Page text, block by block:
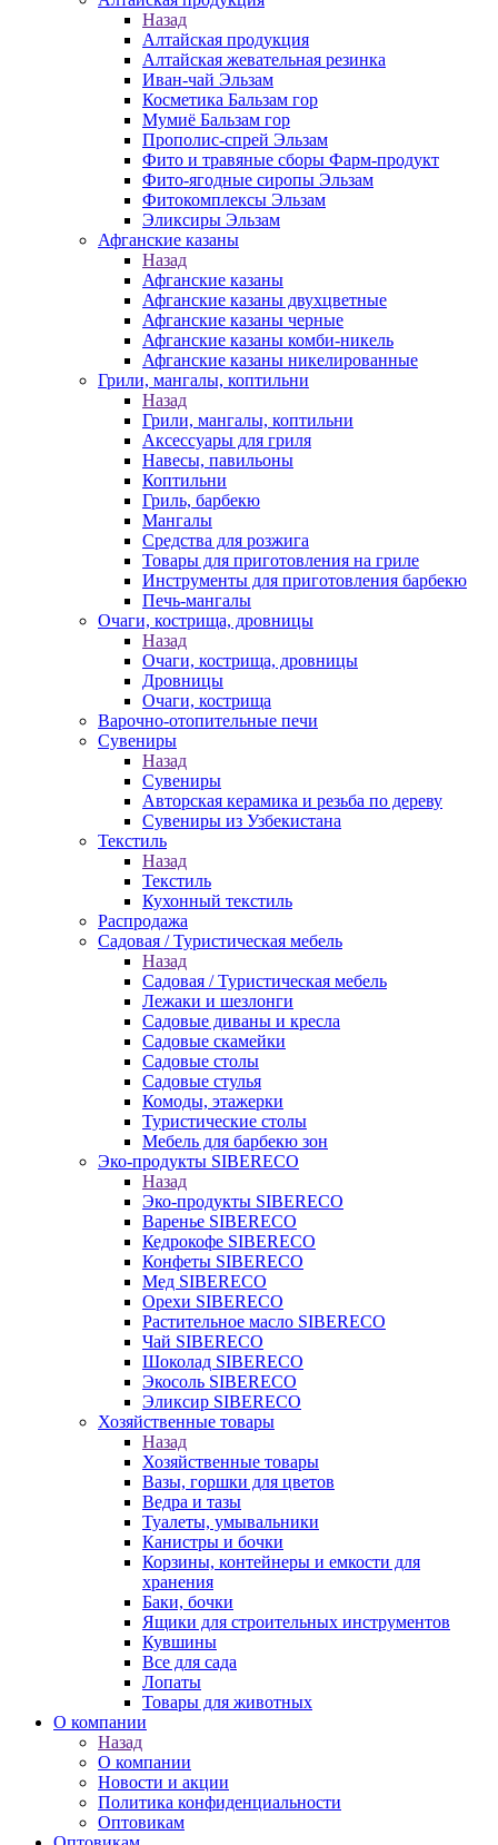
Назад
Алтайская продукция
Алтайская жевательная резинка
Иван-чай Эльзам
Косметика Бальзам гор
Мумиё Бальзам гор
Прополис-спрей Эльзам
Фито и травяные сборы Фарм-продукт
Фито-ягодные сиропы Эльзам
Фитокомплексы Эльзам
Эликсиры Эльзам
Афганские казаны
Назад
Афганские казаны
Афганские казаны двухцветные
Афганские казаны черные
Афганские казаны комби-никель
Афганские казаны никелированные
Грили, мангалы, коптильни
Назад
Грили, мангалы, коптильни
Аксессуары для гриля
Навесы, павильоны
Коптильни
Гриль, барбекю
Мангалы
Средства для розжига
Товары для приготовления на гриле
Инструменты для приготовления барбекю
Печь-мангалы
Очаги, кострища, дровницы
Назад
Очаги, кострища, дровницы
Дровницы
Очаги, кострища
Варочно-отопительные печи
Сувениры
Назад
Сувениры
Авторская керамика и резьба по дереву
Сувениры из Узбекистана
Текстиль
Назад
Текстиль
Кухонный текстиль
Распродажа
Садовая / Туристическая мебель
Назад
Садовая / Туристическая мебель
Лежаки и шезлонги
Садовые диваны и кресла
Садовые скамейки
Садовые столы
Садовые стулья
Комоды, этажерки
Туристические столы
Мебель для барбекю зон
Эко-продукты SIBERECO
Назад
Эко-продукты SIBERECO
Варенье SIBERECO
Кедрокофе SIBERECO
Конфеты SIBERECO
Мед SIBERECO
Орехи SIBERECO
Растительное масло SIBERECO
Чай SIBERECO
Шоколад SIBERECO
Экосоль SIBERECO
Эликсир SIBERECO
Хозяйственные товары
Назад
Хозяйственные товары
Вазы, горшки для цветов
Ведра и тазы
Туалеты, умывальники
Канистры и бочки
Корзины, контейнеры и емкости для
хранения
Баки, бочки
Ящики для строительных инструментов
Кувшины
Все для сада
Лопаты
Товары для животных
О компании
Назад
О компании
Новости и акции
Политика конфиденциальности
Оптовикам